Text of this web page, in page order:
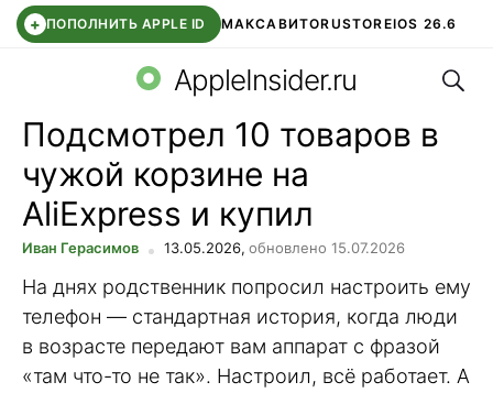
+ ПОПОЛНИТЬ APPLE ID МАКСАВИТОRUSTOREIOS 26.6
СБЕР КИДС ВТБ ОНЛАЙН ЧАТ В ROBLOX
AppleInsider.ru
Подсмотрел 10 товаров в
чужой корзине на
AliExpress и купил
Иван Герасимов 13.05.2026, обновлено 15.07.2026
На днях родственник попросил настроить ему
телефон — стандартная история, когда люди
в возрасте передают вам аппарат с фразой
«там что-то не так». Настроил, всё работает. А